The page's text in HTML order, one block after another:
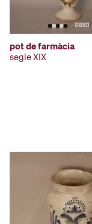
pot de farmàcia
segle XIX